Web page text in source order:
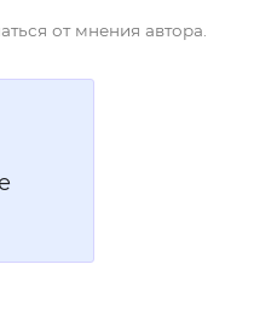
от мнения автора.